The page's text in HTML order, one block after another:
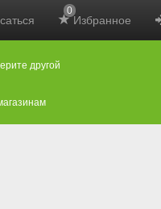
Избранное
0
другой